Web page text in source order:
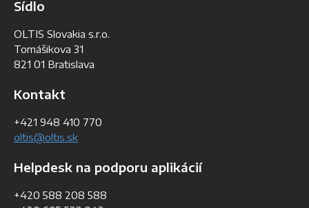
Sídlo
OLTIS Slovakia s.r.o.
Tomášikova 31
821 01 Bratislava
Kontakt
+421 948 410 770
oltis@oltis.sk
Helpdesk na podporu aplikácií
+420 588 208 588